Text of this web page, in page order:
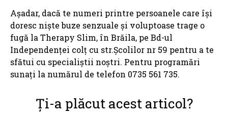
Așadar, dacă te numeri printre persoanele care își
doresc niște buze senzuale și voluptoase trage o
fugă la Therapy Slim, în Brăila, pe Bd-ul
Independenței colț cu str.Școlilor nr 59 pentru a te
sfătui cu specialiștii noștri. Pentru programări
sunați la numărul de telefon 0735 561 735.
Ți-a plăcut acest articol?